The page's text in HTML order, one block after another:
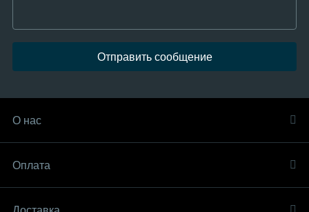
Отправить сообщение
О нас
Оплата